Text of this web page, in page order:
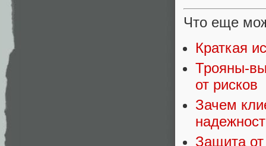
Что еще
Краткая
Трояны-
от рисков
Зачем
Защита